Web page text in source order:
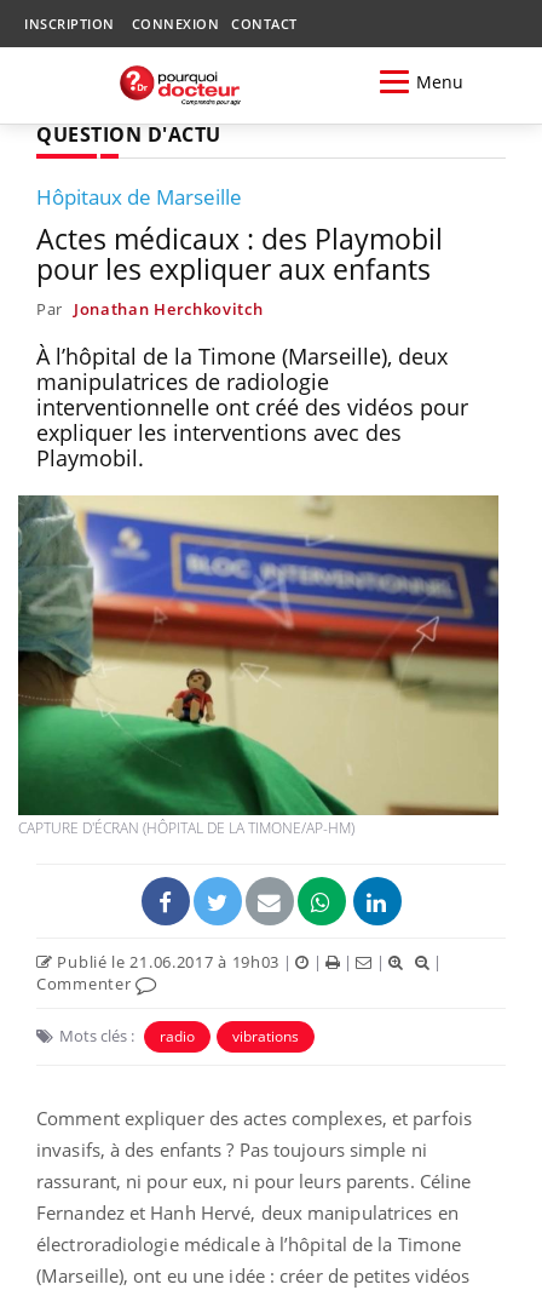
INSCRIPTION CONNEXION CONTACT
Menu
QUESTION D'ACTU
Hôpitaux de Marseille
Actes médicaux : des Playmobil
pour les expliquer aux enfants
Par Jonathan Herchkovitch
À l’hôpital de la Timone (Marseille), deux
manipulatrices de radiologie
interventionnelle ont créé des vidéos pour
expliquer les interventions avec des
Playmobil.
CAPTURE D'ÉCRAN (HÔPITAL DE LA TIMONE/AP-HM)
Publié le 21.06.2017 à 19h03 | | | |
|
Commenter
Mots clés : radio vibrations
Comment expliquer des actes complexes, et parfois
invasifs, à des enfants ? Pas toujours simple ni
rassurant, ni pour eux, ni pour leurs parents. Céline
Fernandez et Hanh Hervé, deux manipulatrices en
électroradiologie médicale à l’hôpital de la Timone
(Marseille), ont eu une idée : créer de petites vidéos